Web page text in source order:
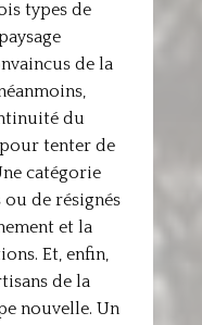
types de
de la
du
tenter de
catégorie
de résignés
et la
Et, enfin,
de la
nouvelle. Un